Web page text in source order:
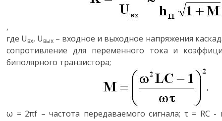
,
где Uвх, Uвых – входное и выходное напряжения
сопротивление для переменного тока и
биполярного транзистора;
,
ω = 2πf – частота передаваемого сигнала; τ = RC -